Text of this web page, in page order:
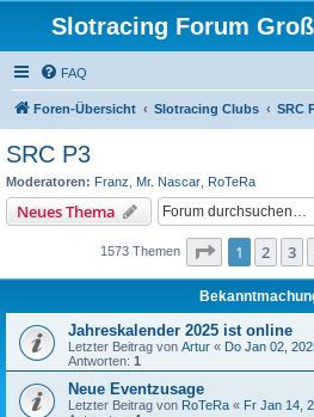
Slotracing Forum
FAQ
Foren-Übersicht Slotracing Clubs SRC
SRC P3
Moderatoren: Franz Mr. Nascar RoTeRa
Neues Thema
1573 Themen Seite 1von 32
1 2 3
Jahreskalender 2025 ist online
Letzter Beitrag von Artur « Do Jan 02,
Antworten: 1
Neue Eventzusage
Letzter Beitrag von RoTeRa « Fr Jan 14,